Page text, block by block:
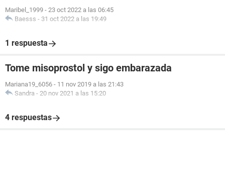
Maribel_1999 - 23 oct 2022 a las 06:45
Baesss - 31 oct 2022 a las 19:49
1 respuesta
Tome misoprostol y sigo embarazada
Mariana19_6056 - 11 nov 2019 a las 21:43
Sandra - 20 nov 2021 a las 15:20
4 respuestas